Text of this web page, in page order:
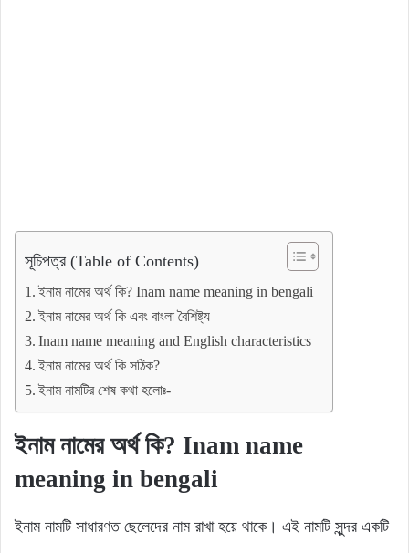
সূচিপত্র (Table of Contents)
ইনাম নামের অর্থ কি? Inam name meaning in bengali
ইনাম নামের অর্থ কি এবং বাংলা বৈশিষ্ট্য
Inam name meaning and English characteristics
ইনাম নামের অর্থ কি সঠিক?
ইনাম নামটির শেষ কথা হলোঃ-
ইনাম নামের অর্থ কি? Inam name
meaning in bengali
ইনাম নামটি সাধারণত ছেলেদের নাম রাখা হয়ে থাকে। এই নামটি সুন্দর একটি